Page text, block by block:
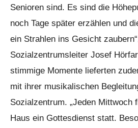
Senioren sind. Es sind die
noch Tage später erzählen und
ein Strahlen ins Gesicht
Sozialzentrumsleiter Josef
stimmige Momente lieferten
mit ihrer musikalischen
Sozialzentrum. „Jeden Mittwoch
Haus ein Gottesdienst statt.